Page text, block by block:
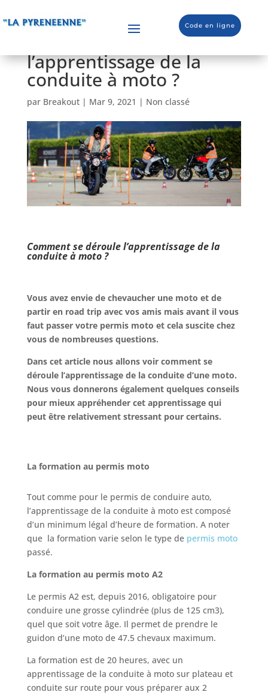
Code en ligne
Comment se déroule
l’apprentissage de la
conduite à moto ?
par Breakout| Mar 9, 2021 | Non classé
Comment se déroule l’apprentissage de la
conduite à moto ?
Vous avez envie de chevaucher une moto et de
partir en road trip avec vos amis mais avant il vous
faut passer votre permis moto et cela suscite chez
vous de nombreuses questions.
Dans cet article nous allons voir comment se
déroule l’apprentissage de la conduite d’une moto.
Nous vous donnerons également quelques conseils
pour mieux appréhender cet apprentissage qui
peut être relativement stressant pour certains.
La formation au permis moto
Tout comme pour le permis de conduire auto,
l’apprentissage de la conduite à moto est composé
d’un minimum légal d’heure de formation. A noter
que la formation varie selon le type de permis moto
passé.
La formation au permis moto A2
Le permis A2 est, depuis 2016, obligatoire pour
conduire une grosse cylindrée (plus de 125 cm3),
quel que soit votre âge. Il permet de prendre le
guidon d’une moto de 47.5 chevaux maximum.
La formation est de 20 heures, avec un
apprentissage de la conduite à moto sur plateau et
conduite sur route pour vous préparer aux 2